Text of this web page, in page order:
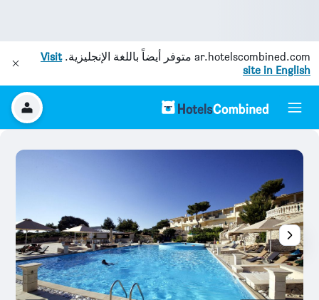
ar.hotelscombined.com متوفر أيضاً باللغة الإنجليزية.Visit
site in English